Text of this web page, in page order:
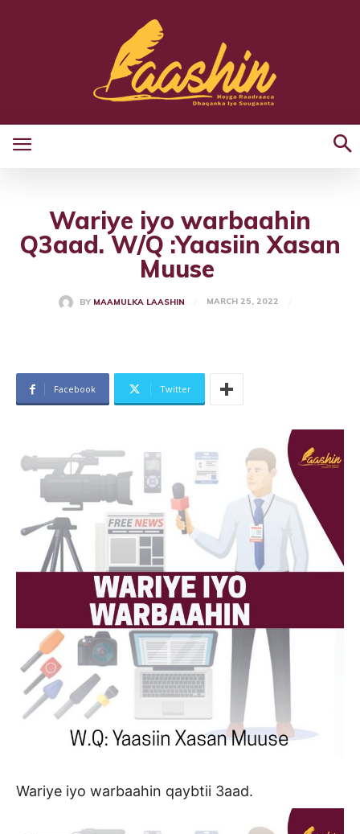
Wariye iyo warbaahin
Q3aad. W/Q :Yaasiin Xasan
Muuse
BY MAAMULKA LAASHIN MARCH 25, 2022
Facebook Twitter
Wariye iyo warbaahin qaybtii 3aad.